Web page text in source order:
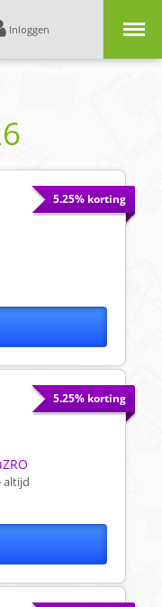
Inloggen
5.25% korting
5.25% korting
altijd